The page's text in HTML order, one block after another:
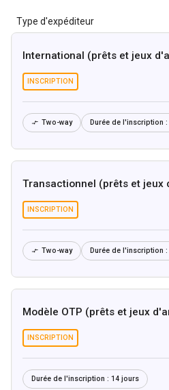
Type d'expéditeur
International (prêts et jeux
INSCRIPTION
 Two-way Durée de l'inscription :
Transactionnel (prêts et jeux
INSCRIPTION
 Two-way Durée de l'inscription :
Modèle OTP (prêts et jeux
INSCRIPTION
Durée de l'inscription : 14 jours